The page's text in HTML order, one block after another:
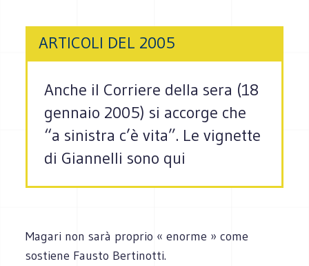
ARTICOLI DEL 2005
Anche il Corriere della sera (18
gennaio 2005) si accorge che
“a sinistra c’è vita”. Le vignette
di Giannelli sono qui
Magari non sarà proprio « enorme » come
sostiene Fausto Bertinotti.